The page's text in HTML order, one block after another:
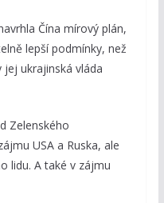
Čína mírový plán,
lepší podmínky, než
ukrajinská vláda
Zelenského
USA a Ruska, ale
lidu. A také v zájmu